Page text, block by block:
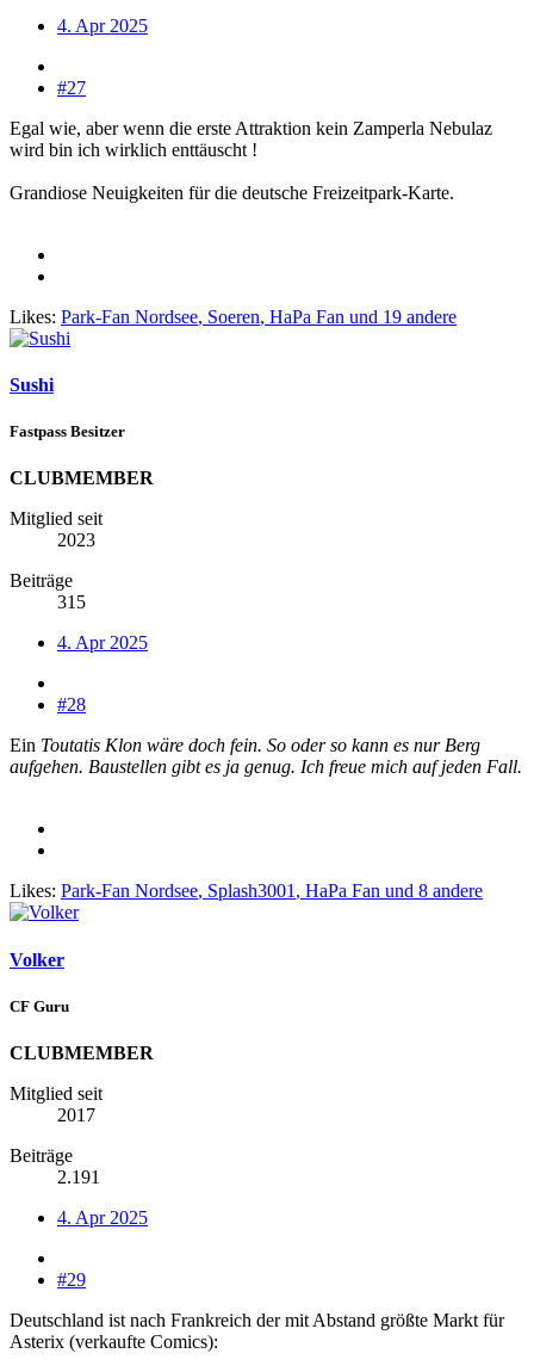
4. Apr 2025
#27
Egal wie, aber wenn die erste Attraktion kein Zamperla Nebulaz
wird bin ich wirklich enttäuscht !
Grandiose Neuigkeiten für die deutsche Freizeitpark-Karte.
Likes: Park-Fan Nordsee, Soeren, HaPa Fan und 19 andere
Sushi
Fastpass Besitzer
CLUBMEMBER
Mitglied seit
2023
Beiträge
315
4. Apr 2025
#28
Ein Toutatis Klon wäre doch fein. So oder so kann es nur Berg
aufgehen. Baustellen gibt es ja genug. Ich freue mich auf jeden Fall.
Likes: Park-Fan Nordsee, Splash3001 , HaPa Fan und 8 andere
Volker
CF Guru
CLUBMEMBER
Mitglied seit
2017
Beiträge
2.191
4. Apr 2025
#29
Deutschland ist nach Frankreich der mit Abstand größte Markt für
Asterix (verkaufte Comics):